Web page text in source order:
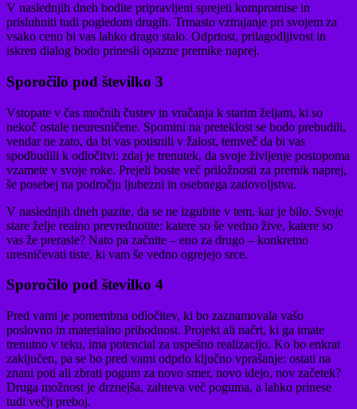
V naslednjih dneh bodite pripravljeni sprejeti kompromise in
prisluhniti tudi pogledom drugih. Trmasto vztrajanje pri svojem za
vsako ceno bi vas lahko drago stalo. Odprtost, prilagodljivost in
iskren dialog bodo prinesli opazne premike naprej.
Sporočilo pod številko 3
Vstopate v čas močnih čustev in vračanja k starim željam, ki so
nekoč ostale neuresničene. Spomini na preteklost se bodo prebudili,
vendar ne zato, da bi vas potisnili v žalost, temveč da bi vas
spodbudili k odločitvi: zdaj je trenutek, da svoje življenje postopoma
vzamete v svoje roke. Prejeli boste več priložnosti za premik naprej,
še posebej na področju ljubezni in osebnega zadovoljstva.
V naslednjih dneh pazite, da se ne izgubite v tem, kar je bilo. Svoje
stare želje realno prevrednotite: katere so še vedno žive, katere so
vas že prerasle? Nato pa začnite – eno za drugo – konkretno
uresničevati tiste, ki vam še vedno ogrejejo srce.
Sporočilo pod številko 4
Pred vami je pomembna odločitev, ki bo zaznamovala vašo
poslovno in materialno prihodnost. Projekt ali načrt, ki ga imate
trenutno v teku, ima potencial za uspešno realizacijo. Ko bo enkrat
zaključen, pa se bo pred vami odprlo ključno vprašanje: ostati na
znani poti ali zbrati pogum za novo smer, novo idejo, nov začetek?
Druga možnost je drznejša, zahteva več poguma, a lahko prinese
tudi večji preboj.